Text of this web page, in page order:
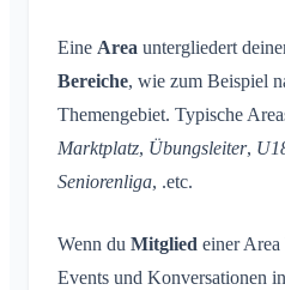
Persönlicher Kalender
Lesebestätigung
Nachricht löschen
Was ist eine Area-Gruppe?
Area erstellen
Area beitreten
Area verlassen
Account & Einstellungen
Eine Area untergliedert
Bereiche, wie zum Beispiel
Themengebiet. Typische
Marktplatz, Übungsleiter,
Seniorenliga, .etc.
Wenn du Mitglied einer Area
Events und Konversationen